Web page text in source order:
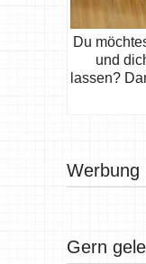
Du
und
lassen?
Werbung
Gern